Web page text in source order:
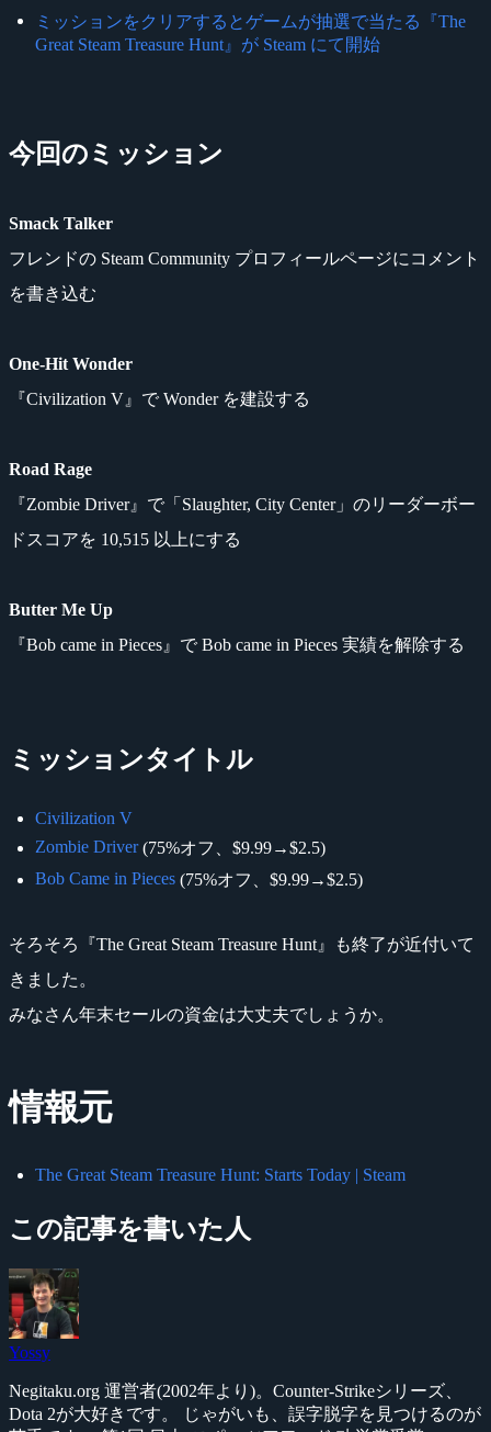
ミッションをクリアするとゲームが抽選で当たる『The
Great Steam Treasure Hunt』が Steam にて開始
今回のミッション
Smack Talker
フレンドの Steam Community プロフィールページにコメント
を書き込む
One-Hit Wonder
『Civilization V』で Wonder を建設する
Road Rage
『Zombie Driver』で「Slaughter, City Center」のリーダーボー
ドスコアを 10,515 以上にする
Butter Me Up
『Bob came in Pieces』で Bob came in Pieces 実績を解除する
ミッションタイトル
Civilization V
Zombie Driver(75%オフ、$9.99→$2.5)
Bob Came in Pieces (75%オフ、$9.99→$2.5)
そろそろ『The Great Steam Treasure Hunt』も終了が近付いて
きました。
みなさん年末セールの資金は大丈夫でしょうか。
情報元
The Great Steam Treasure Hunt: Starts Today | Steam
この記事を書いた人
Yossy
Negitaku.org 運営者(2002年より)。Counter-Strikeシリーズ、
Dota 2が大好きです。 じゃがいも、誤字脱字を見つけるのが